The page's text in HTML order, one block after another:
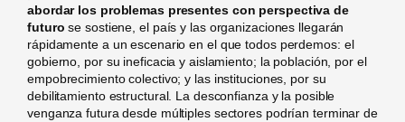
abordar los problemas presentes con perspectiva de
futurose sostiene, el país y las organizaciones llegarán
rápidamente a un escenario en el que todos perdemos: el
gobierno, por su ineficacia y aislamiento; la población, por el
empobrecimiento colectivo; y las instituciones, por su
debilitamiento estructural. La desconfianza y la posible
venganza futura desde múltiples sectores podrían terminar de